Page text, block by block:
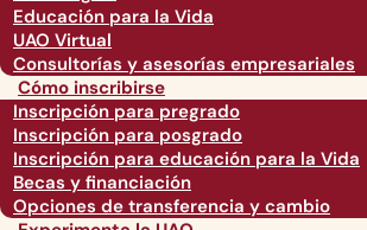
Educación para la Vida
UAO Virtual
Consultorías y asesorías empresariales
Cómo inscribirse
Inscripción para pregrado
Inscripción para posgrado
Inscripción para educación para la Vida
Becas y financiación
Opciones de transferencia y cambio